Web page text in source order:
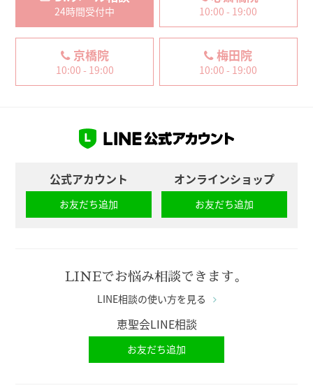
24時間受付中 10:00 - 19:00
京橋院
10:00 - 19:00
梅田院
10:00 - 19:00
公式アカウント
お友だち追加
オンラインショップ
お友だち追加
LINEでお悩み相談できます。
LINE相談の使い方を見る
恵聖会LINE相談
お友だち追加